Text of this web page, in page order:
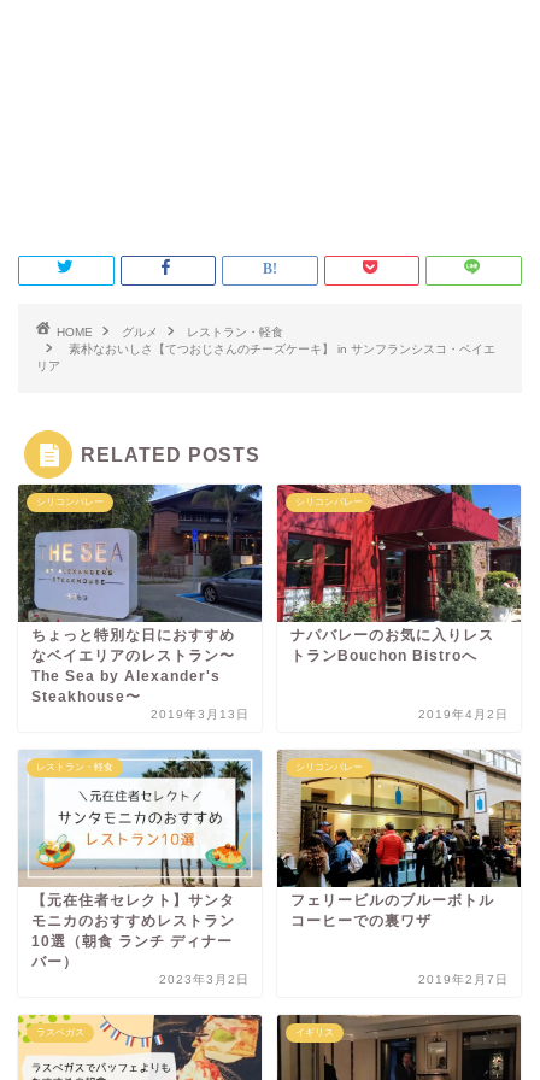
HOME グルメ
レストラン・軽食
素朴なおいしさ【てつおじさんのチーズケーキ】 in サンフランシスコ・ベイエ
リア
RELATED POSTS
シリコンバレー
ちょっと特別な日におすすめ
なベイエリアのレストラン〜
The Sea by Alexander's
Steakhouse〜
2019年3月13日
シリコンバレー
ナパバレーのお気に入りレス
トランBouchon Bistroへ
2019年4月2日
レストラン・軽食
【元在住者セレクト】サンタ
モニカのおすすめレストラン
10選（朝食 ランチ ディナー
バー）
2023年3月2日
シリコンバレー
フェリービルのブルーボトル
コーヒーでの裏ワザ
2019年2月7日
ラスベガス イギリス